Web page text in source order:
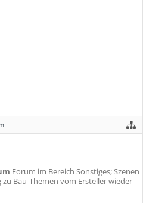
Forum im Bereich Sonstiges; Szenen
Bau-Themen vom Ersteller wieder